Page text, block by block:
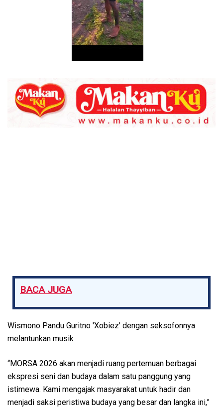
BACA JUGA
Wismono Pandu Guritno 'Xobiez' dengan seksofonnya
melantunkan musik
“MORSA 2026 akan menjadi ruang pertemuan berbagai
ekspresi seni dan budaya dalam satu panggung yang
istimewa. Kami mengajak masyarakat untuk hadir dan
menjadi saksi peristiwa budaya yang besar dan langka ini,”